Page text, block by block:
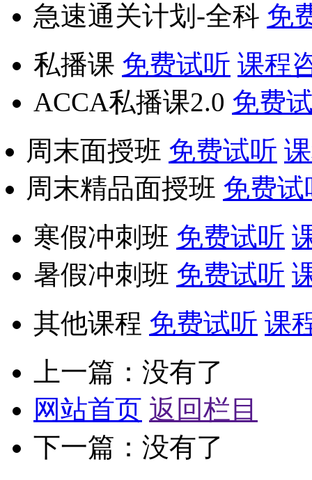
急速通关计划-全科 免
私播课 免费试听 课程
ACCA私播课2.0 免费
周末面授班 免费试听
周末精品面授班 免费试
寒假冲刺班 免费试听
暑假冲刺班 免费试听
其他课程 免费试听 课
上一篇：没有了
网站首页 返回栏目
下一篇：没有了